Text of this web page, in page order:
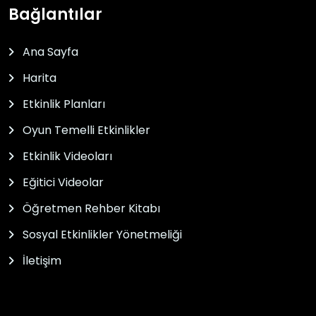
Bağlantılar
Ana Sayfa
Harita
Etkinlik Planları
Oyun Temelli Etkinlikler
Etkinlik Videoları
Eğitici Videolar
Öğretmen Rehber Kitabı
Sosyal Etkinlikler Yönetmeliği
İletişim